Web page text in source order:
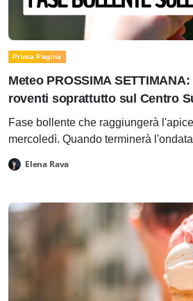
Prima Pagina
Meteo PROSSIMA
roventi soprattutto sul Centro
Fase bollente che raggiungerà
mercoledì. Quando terminerà
Elena Rava